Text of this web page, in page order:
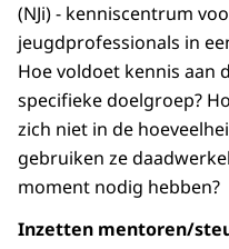
(NJi) - kenniscentrum
jeugdprofessionals in
Hoe voldoet kennis aan
specifieke doelgroep?
zich niet in de
gebruiken ze
moment nodig hebben?
Inzetten mentoren/